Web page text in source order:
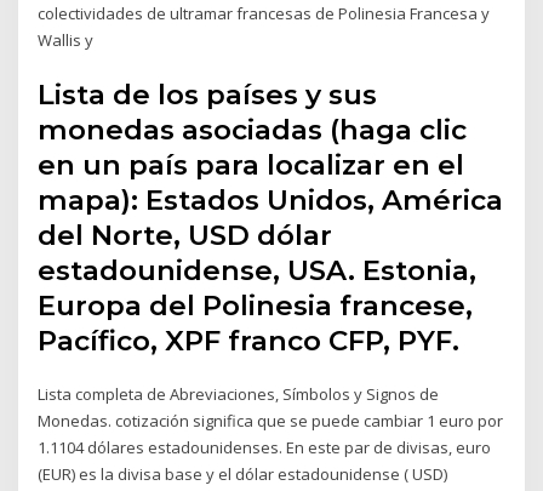
colectividades de ultramar francesas de Polinesia Francesa y
Wallis y
Lista de los países y sus
monedas asociadas (haga clic
en un país para localizar en el
mapa): Estados Unidos, América
del Norte, USD dólar
estadounidense, USA. Estonia,
Europa del Polinesia francese,
Pacífico, XPF franco CFP, PYF.
Lista completa de Abreviaciones, Símbolos y Signos de
Monedas. cotización significa que se puede cambiar 1 euro por
1.1104 dólares estadounidenses. En este par de divisas, euro
(EUR) es la divisa base y el dólar estadounidense ( USD)